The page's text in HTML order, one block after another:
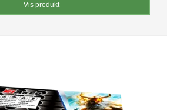
Vis produkt